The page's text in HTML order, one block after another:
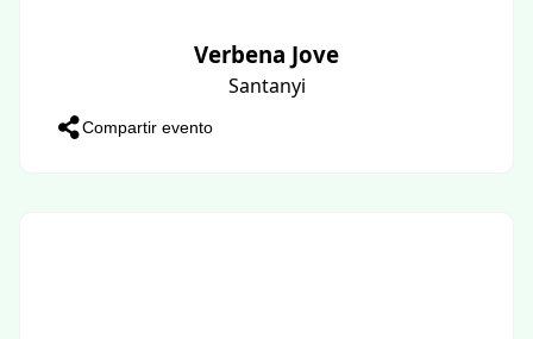
Verbena Jove
Santanyi
Compartir evento